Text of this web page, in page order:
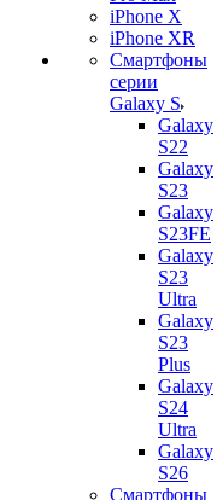
iPhone X
iPhone XR
Смартфоны
серии
Galaxy S
Galaxy
S22
Galaxy
S23
Galaxy
S23FE
Galaxy
S23
Ultra
Galaxy
S23
Plus
Galaxy
S24
Ultra
Galaxy
S26
Смартфоны